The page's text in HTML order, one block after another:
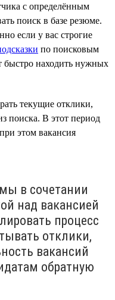
с определённым
поиск в базе резюме.
если у вас строгие
по поисковым
быстро находить нужных
текущие отклики,
поиска. В этот период
этом вакансия
в сочетании
над вакансией
процесс
отклики,
вакансий
обратную